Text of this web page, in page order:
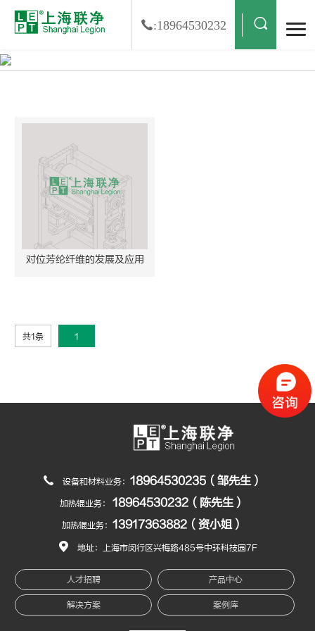
:18964530232
对位芳纶纤维的发展及应用
共1条 1
设备和材料业务： 18964530235（邹先生）
加热辊业务： 18964530232（陈先生）
加热辊业务： 13917363882（资小姐）
地址：上海市闵行区兴梅路485号中环科技园7F
人才招聘 产品中心
解决方案 案例库